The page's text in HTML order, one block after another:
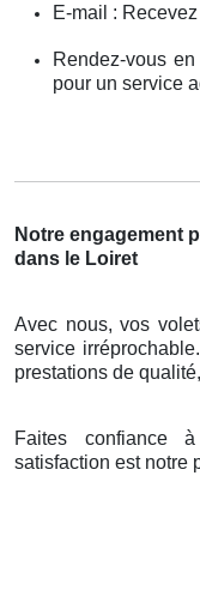
E-mail :
Rendez-vous
pour un service
Notre engagement
dans le Loiret
Avec nous, vos
service
prestations de
Faites confiance
satisfaction est notre